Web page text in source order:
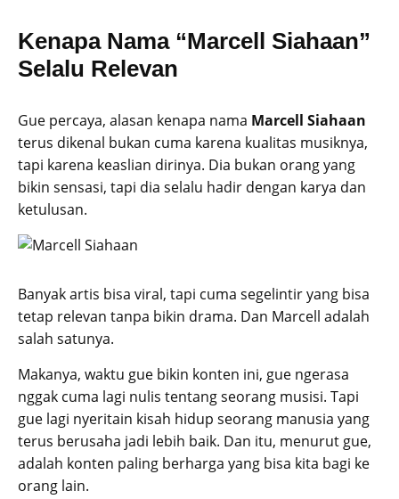
Kenapa Nama “Marcell Siahaan”
Selalu Relevan
Gue percaya, alasan kenapa nama Marcell Siahaan
terus dikenal bukan cuma karena kualitas musiknya,
tapi karena keaslian dirinya. Dia bukan orang yang
bikin sensasi, tapi dia selalu hadir dengan karya dan
ketulusan.
Banyak artis bisa viral, tapi cuma segelintir yang bisa
tetap relevan tanpa bikin drama. Dan Marcell adalah
salah satunya.
Makanya, waktu gue bikin konten ini, gue ngerasa
nggak cuma lagi nulis tentang seorang musisi. Tapi
gue lagi nyeritain kisah hidup seorang manusia yang
terus berusaha jadi lebih baik. Dan itu, menurut gue,
adalah konten paling berharga yang bisa kita bagi ke
orang lain.